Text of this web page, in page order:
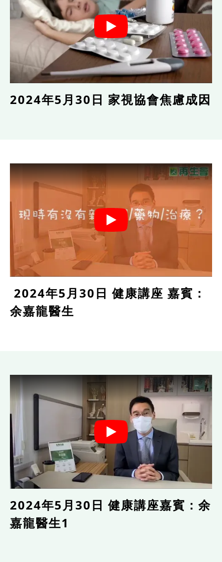
2024年5月30日 家視協會焦慮成因
2024年5月30日 健康講座 嘉賓：
余嘉龍醫生
2024年5月30日 健康講座嘉賓：余
嘉龍醫生1